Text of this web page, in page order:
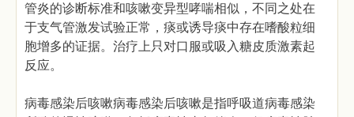
管炎的诊断标准和咳嗽变异型哮喘相似，不同之处在
于支气管激发试验正常，痰或诱导痰中存在嗜酸粒细
胞增多的证据。治疗上只对口服或吸入糖皮质激素起
反应。
病毒感染后咳嗽病毒感染后咳嗽是指呼吸道病毒感染